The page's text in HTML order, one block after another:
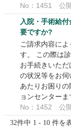
No：1451
公
入院・手術給
要ですか?
ご請求内容に
す。 この際は
お手続きいた
の状況等をお
あたりお困り
ョンセンターま
No：1452 公
32件中 1 - 10 件を